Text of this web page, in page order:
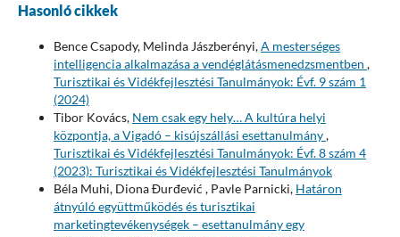
Hasonló cikkek
Bence Csapody, Melinda Jászberényi,A mesterséges
intelligencia alkalmazása a vendéglátásmenedzsmentben ,
Turisztikai és Vidékfejlesztési Tanulmányok: Évf. 9 szám 1
(2024)
Tibor Kovács, Nem csak egy hely… A kultúra helyi
központja, a Vigadó – kisújszállási esettanulmány,
Turisztikai és Vidékfejlesztési Tanulmányok: Évf. 8 szám 4
(2023): Turisztikai és Vidékfejlesztési Tanulmányok
Béla Muhi, Diona Đurđević , Pavle Parnicki, Határon
átnyúló együttműködés és turisztikai
marketingtevékenységek – esettanulmány egy